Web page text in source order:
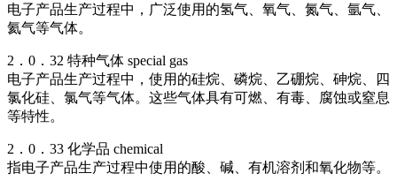
电子产品生产过程中，广泛使用的氢气、氧气、氮气、氩气、
氦气等气体。
2．0．32 特种气体 special gas
电子产品生产过程中，使用的硅烷、磷烷、乙硼烷、砷烷、四
氯化硅、氯气等气体。这些气体具有可燃、有毒、腐蚀或窒息
等特性。
2．0．33 化学品 chemical
指电子产品生产过程中使用的酸、碱、有机溶剂和氧化物等。